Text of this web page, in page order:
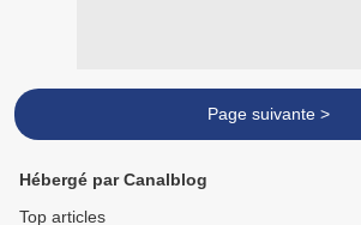
Page suivante >
Hébergé par Canalblog
Top articles